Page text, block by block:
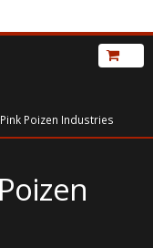
Poizen Industries